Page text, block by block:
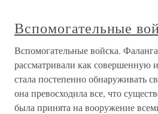
Вспомогательные
Вспомогательные войска.
рассматривали как совершенную
стала постепенно обнаруживать
она превосходила все, что
была принята на вооружение